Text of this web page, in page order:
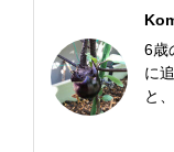
6歳
に
と